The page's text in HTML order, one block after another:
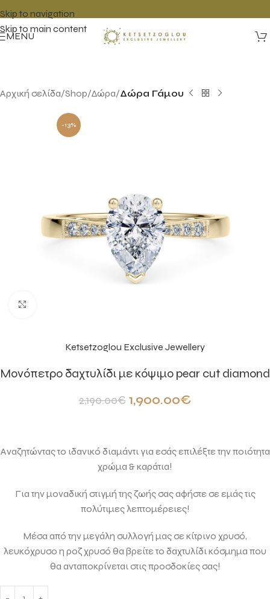
Skip to navigation
Skip to main content
MENU
Αρχική σελίδα Shop Δώρα Δώρα Γάμου
-13%
Ketsetzoglou Exclusive Jewellery
Μονόπετρο δαχτυλίδι με κόψιμο pear cut diamond
2,190.00€ 1,900.00€
Αναζητώντας το ιδανικό διαμάντι για εσάς επιλέξτε την ποιότητα
χρώμα & καράτια!
Για την μοναδική στιγμή της ζωής σας αφήστε σε εμάς τις
πολύτιμες λεπτομέρειες!
Μέσα από την μεγάλη συλλογή μας σε κίτρινο χρυσό,
λευκόχρυσο η ροζ χρυσό θα βρείτε το δαχτυλίδι κόσμημα που
θα ανταποκρίνεται στις προσδοκίες σας!